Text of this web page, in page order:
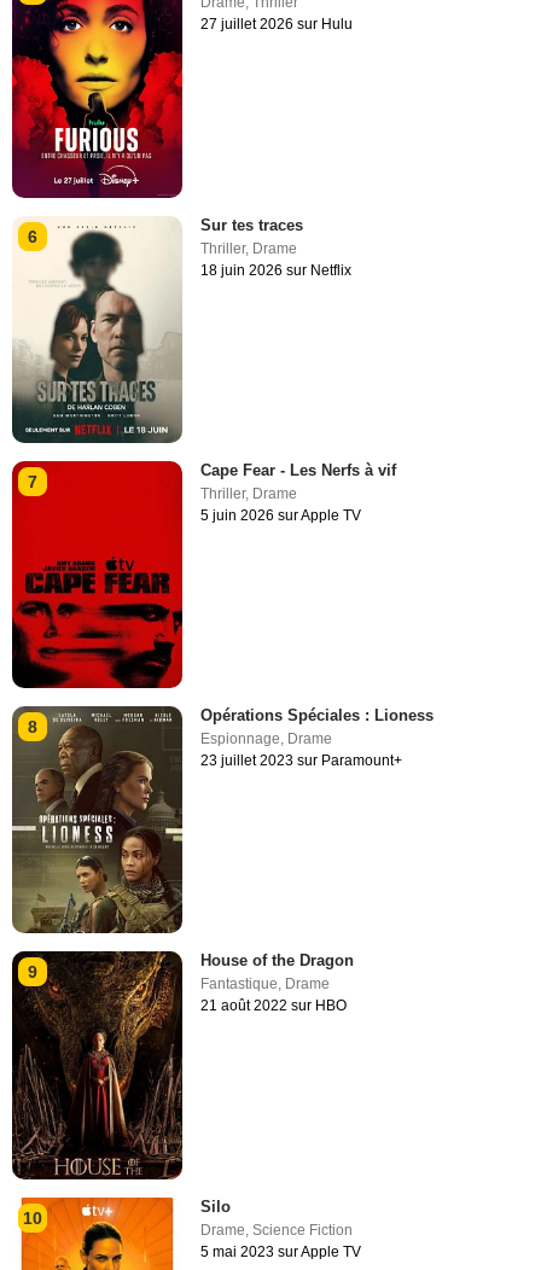
27 juillet 2026 sur Hulu
6
Sur tes traces
Thriller, Drame
18 juin 2026 sur Netflix
7
Cape Fear - Les Nerfs à vif
Thriller, Drame
5 juin 2026 sur Apple TV
8
Opérations Spéciales : Lioness
Espionnage, Drame
23 juillet 2023 sur Paramount+
9
House of the Dragon
Fantastique, Drame
21 août 2022 sur HBO
10
Silo
Drame ,Science Fiction
5 mai 2023 sur Apple TV